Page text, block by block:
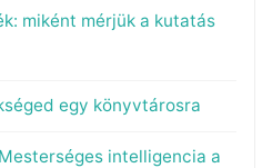
miként mérjük a kutatás
egy könyvtárosra
intelligencia a